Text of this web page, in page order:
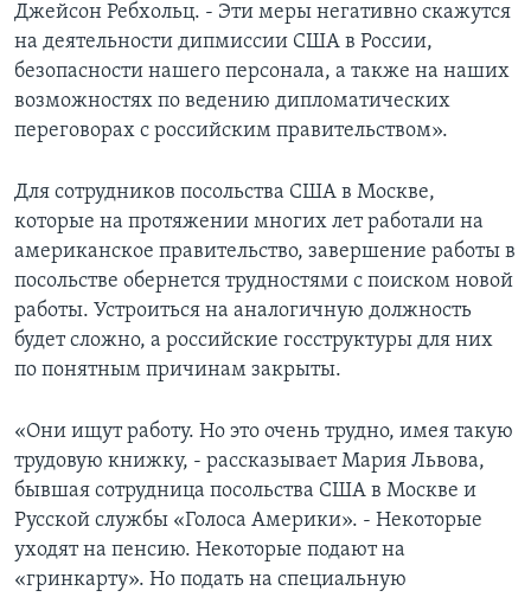
Джейсон Ребхольц. - Эти меры негативно скажутся
на деятельности дипмиссии США в России,
безопасности нашего персонала, а также на наших
возможностях по ведению дипломатических
переговорах с российским правительством».
Для сотрудников посольства США в Москве,
которые на протяжении многих лет работали на
американское правительство, завершение работы в
посольстве обернется трудностями с поиском новой
работы. Устроиться на аналогичную должность
будет сложно, а российские госструктуры для них
по понятным причинам закрыты.
«Они ищут работу. Но это очень трудно, имея такую
трудовую книжку, - рассказывает Мария Львова,
бывшая сотрудница посольства США в Москве и
Русской службы «Голоса Америки». - Некоторые
уходят на пенсию. Некоторые подают на
«гринкарту». Но подать на специальную